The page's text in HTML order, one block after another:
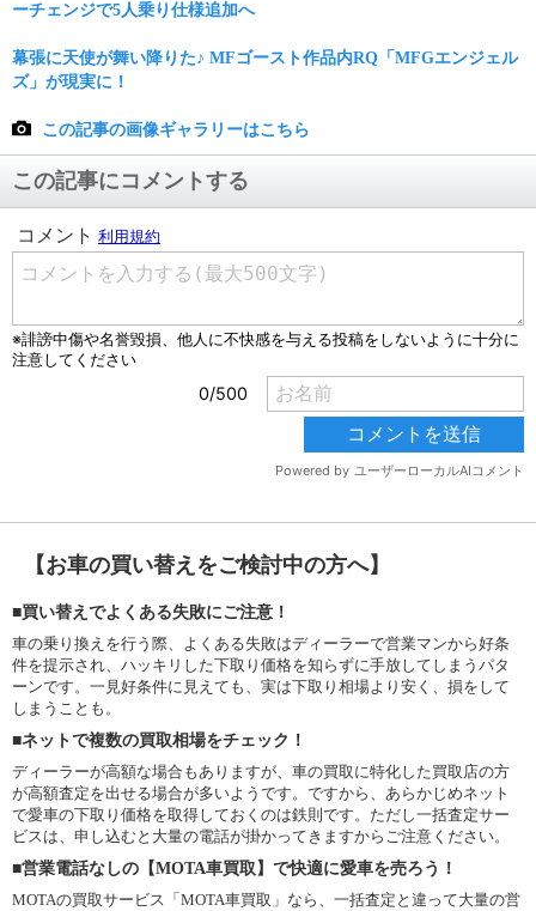
ーチェンジで5人乗り仕様追加へ
幕張に天使が舞い降りた♪ MFゴースト作品内RQ「MFGエンジェル
ズ」が現実に！
この記事の画像ギャラリーはこちら
この記事にコメントする
【お車の買い替えをご検討中の方へ】
■買い替えでよくある失敗にご注意！
車の乗り換えを行う際、よくある失敗はディーラーで営業マンから好条
件を提示され、ハッキリした下取り価格を知らずに手放してしまうパタ
ーンです。一見好条件に見えても、実は下取り相場より安く、損をして
しまうことも。
■ネットで複数の買取相場をチェック！
ディーラーが高額な場合もありますが、車の買取に特化した買取店の方
が高額査定を出せる場合が多いようです。ですから、あらかじめネット
で愛車の下取り価格を取得しておくのは鉄則です。ただし一括査定サー
ビスは、申し込むと大量の電話が掛かってきますからご注意ください。
■営業電話なしの【MOTA車買取】で快適に愛車を売ろう！
MOTAの買取サービス「MOTA車買取」なら、一括査定と違って大量の営